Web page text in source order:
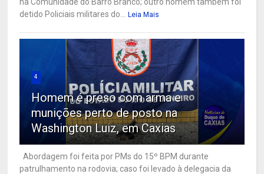
detido Policiais militares do...
Leia Mais
4
Homem é preso com arma e
munições perto de posto na
Washington Luiz, em Caxias
Abordagem foi feita por PMs do 15º BPM durante
patrulhamento na rodovia; caso foi levado à delegacia da